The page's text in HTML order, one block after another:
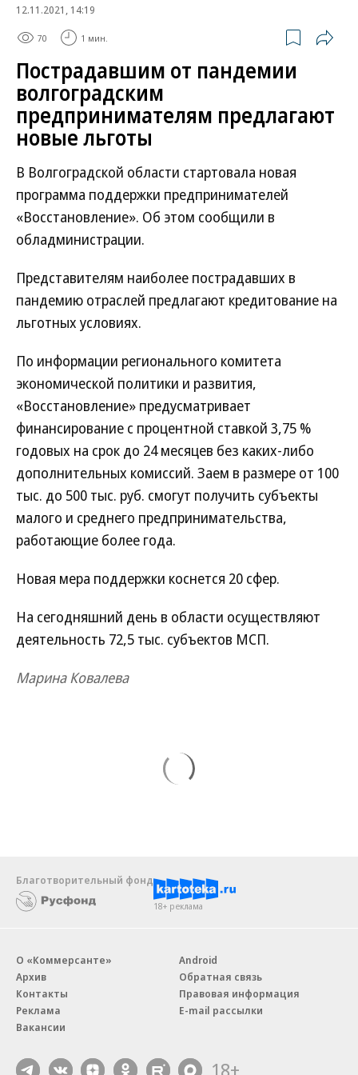
12.11.2021, 14:19
70 1 мин.
Пострадавшим от пандемии
волгоградским
предпринимателям предлагают
новые льготы
В Волгоградской области стартовала новая
программа поддержки предпринимателей
«Восстановление». Об этом сообщили в
обладминистрации.
Представителям наиболее пострадавших в
пандемию отраслей предлагают кредитование на
льготных условиях.
По информации регионального комитета
экономической политики и развития,
«Восстановление» предусматривает
финансирование с процентной ставкой 3,75 %
годовых на срок до 24 месяцев без каких-либо
дополнительных комиссий. Заем в размере от 100
тыс. до 500 тыс. руб. смогут получить субъекты
малого и среднего предпринимательства,
работающие более года.
Новая мера поддержки коснется 20 сфер.
На сегодняшний день в области осуществляют
деятельность 72,5 тыс. субъектов МСП.
Марина Ковалева
Благотворительный фонд
18+ реклама
О «Коммерсанте»
Архив
Контакты
Реклама
Вакансии
Android
Обратная связь
Правовая информация
E-mail рассылки